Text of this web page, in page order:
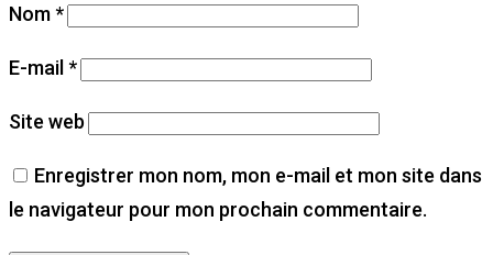
Nom*
E-mail *
Site web
Enregistrer mon nom, mon e-mail et mon site dans
le navigateur pour mon prochain commentaire.